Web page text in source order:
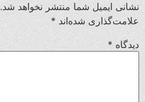
نشانی ایمیل شما منتشر نخواهد شد.
علامت‌گذاری شده‌اند *
دیدگاه *